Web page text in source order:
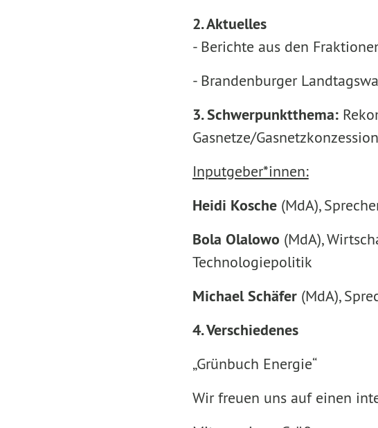
2. Aktuelles
- Berichte aus den
- Brandenburger
3. Schwerpunktthema:
Gasnetze/Gasnetzkonzession
Inputgeber*innen:
Heidi Kosche(MdA),
Bola Olalowo (MdA),
Technologiepolitik
Michael Schäfer(MdA),
4. Verschiedenes
„Grünbuch Energie“
Wir freuen uns auf einen